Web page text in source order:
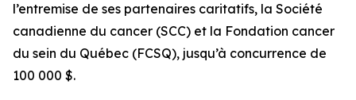
l’entremise de ses partenaires caritatifs, la Société
canadienne du cancer (SCC) et la Fondation cancer
du sein du Québec (FCSQ), jusqu’à concurrence de
100 000 $.